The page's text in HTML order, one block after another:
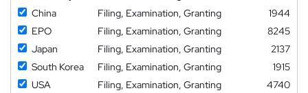
China
Filing, Examination, Granting
1944
EPO
Filing, Examination, Granting
8245
Japan
Filing, Examination, Granting
2137
South Korea
Filing, Examination, Granting
1915
USA
Filing, Examination, Granting
4740